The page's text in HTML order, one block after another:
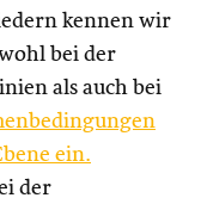
kennen wir
bei der
als auch bei
ein.
der